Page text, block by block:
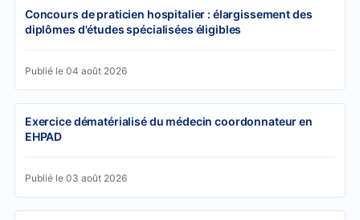
Concours de praticien hospitalier : élargissement des
diplômes d'études spécialisées éligibles
Publié le 04 août 2026
Exercice dématérialisé du médecin coordonnateur en
EHPAD
Publié le 03 août 2026